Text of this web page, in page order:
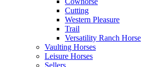
Cutting
Western Pleasure
Trail
Versatility Ranch Horse
Vaulting Horses
Leisure Horses
Sellers